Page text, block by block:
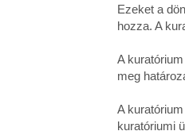
Ezeket a
hozza. A
A kuratórium
meg
A
kuratóriumi